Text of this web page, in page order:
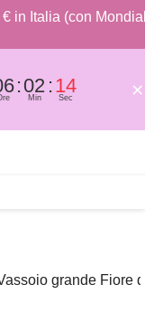
in Italia (con
02
Min
14
Sec ×